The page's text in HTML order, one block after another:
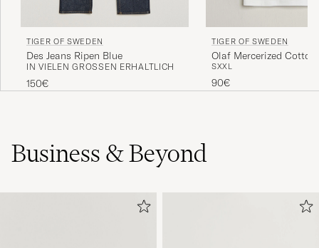
TIGER OF SWEDEN
Des Jeans Ripen Blue
IN VIELEN GRÖSSEN ERHÄLTLICH
150€
TIGER OF SWEDEN
Olaf Mercerized
Pure White
SXXL
90€
Business & Beyond